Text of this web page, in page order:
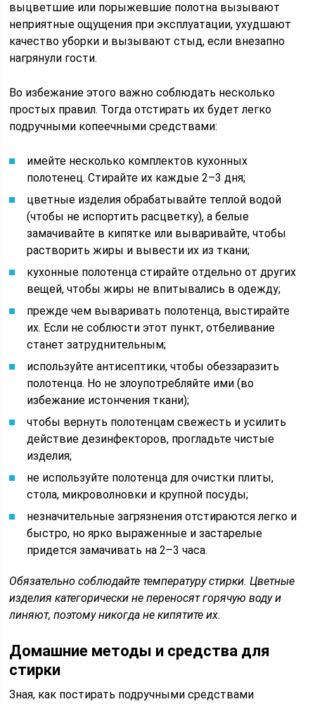
выцветшие или порыжевшие полотна вызывают
неприятные ощущения при эксплуатации, ухудшают
качество уборки и вызывают стыд, если внезапно
нагрянули гости.
Во избежание этого важно соблюдать несколько
простых правил. Тогда отстирать их будет легко
подручными копеечными средствами:
имейте несколько комплектов кухонных
полотенец. Стирайте их каждые 2–3 дня;
цветные изделия обрабатывайте теплой водой
(чтобы не испортить расцветку), а белые
замачивайте в кипятке или вываривайте, чтобы
растворить жиры и вывести их из ткани;
кухонные полотенца стирайте отдельно от других
вещей, чтобы жиры не впитывались в одежду;
прежде чем вываривать полотенца, выстирайте
их. Если не соблюсти этот пункт, отбеливание
станет затруднительным;
используйте антисептики, чтобы обеззаразить
полотенца. Но не злоупотребляйте ими (во
избежание истончения ткани);
чтобы вернуть полотенцам свежесть и усилить
действие дезинфекторов, прогладьте чистые
изделия;
не используйте полотенца для очистки плиты,
стола, микроволновки и крупной посуды;
незначительные загрязнения отстираются легко и
быстро, но ярко выраженные и застарелые
придется замачивать на 2–3 часа.
Обязательно соблюдайте температуру стирки. Цветные
изделия категорически не переносят горячую воду и
линяют, поэтому никогда не кипятите их.
Домашние методы и средства для
стирки
Зная, как постирать подручными средствами